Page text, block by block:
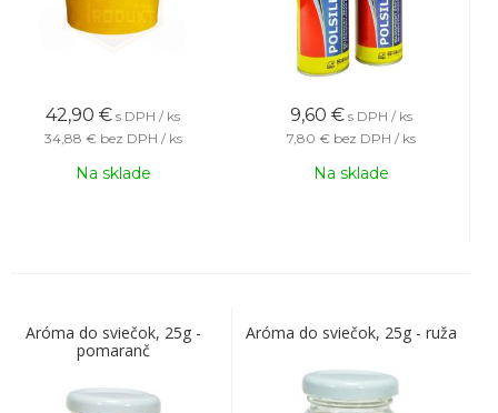
42,90 € s DPH / ks
34,88 € bez DPH / ks
Na sklade
9,60 € s DPH / ks
7,80 € bez DPH / ks
Na sklade
Aróma do sviečok, 25g -
pomaranč
Aróma do sviečok, 25g - ruža